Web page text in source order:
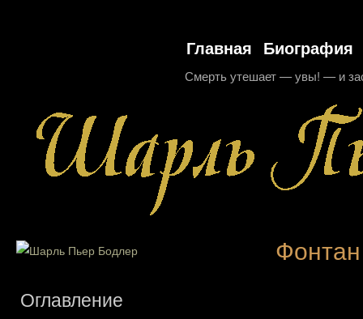
Главная Биография
Смерть утешает — увы! — и
Оглавление